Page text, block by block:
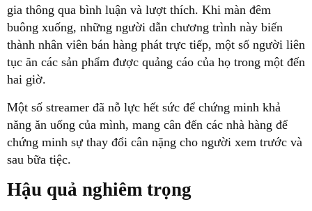
gia thông qua bình luận và lượt thích. Khi màn đêm
buông xuống, những người dẫn chương trình này biến
thành nhân viên bán hàng phát trực tiếp, một số người liên
tục ăn các sản phẩm được quảng cáo của họ trong một đến
hai giờ.
Một số streamer đã nỗ lực hết sức để chứng minh khả
năng ăn uống của mình, mang cân đến các nhà hàng để
chứng minh sự thay đổi cân nặng cho người xem trước và
sau bữa tiệc.
Hậu quả nghiêm trọng